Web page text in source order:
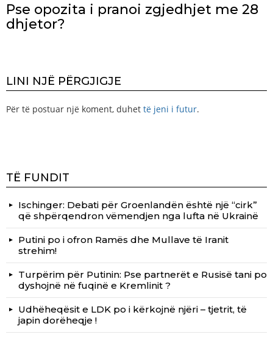
Pse opozita i pranoi zgjedhjet me 28
dhjetor?
LINI NJË PËRGJIGJE
Për të postuar një koment, duhet të jeni i futur.
TË FUNDIT
Ischinger: Debati për Groenlandën është një “cirk”
që shpërqendron vëmendjen nga lufta në Ukrainë
Putini po i ofron Ramës dhe Mullave të Iranit
strehim!
Turpërim për Putinin: Pse partnerët e Rusisë tani po
dyshojnë në fuqinë e Kremlinit ?
Udhëheqësit e LDK po i kërkojnë njëri – tjetrit, të
japin dorëheqje !